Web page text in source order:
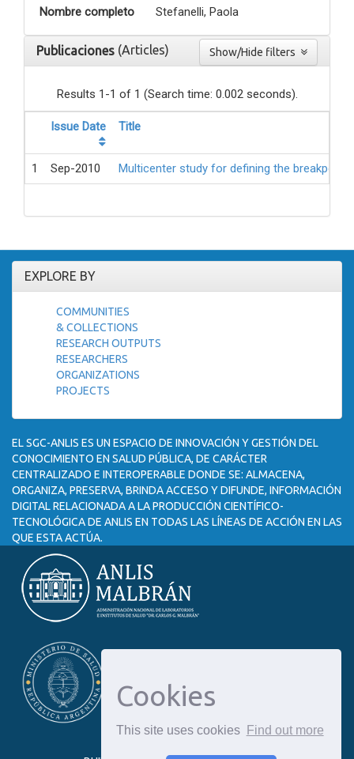
Cookies
This site uses cookies Find out more
Nombre completo Stefanelli, Paola
Publicaciones (Articles)
Results 1-1 of 1 (Search time: 0.002 seconds).
Issue Date Title
1 Sep-2010 Multicenter study for defining the
EXPLORE BY
COMMUNITIES
& COLLECTIONS
RESEARCH OUTPUTS
RESEARCHERS
ORGANIZATIONS
PROJECTS
EL SGC-ANLIS ES UN ESPACIO DE INNOVACIÓN Y GESTIÓN DEL
CONOCIMIENTO EN SALUD PÚBLICA, DE CARÁCTER
CENTRALIZADO E INTEROPERABLE DONDE SE: ALMACENA,
ORGANIZA, PRESERVA, BRINDA ACCESO Y DIFUNDE, INFORMACIÓN
DIGITAL RELACIONADA A LA PRODUCCIÓN CIENTÍFICO-
TECNOLÓGICA DE ANLIS EN TODAS LAS LÍNEAS DE ACCIÓN EN LAS
QUE ESTA ACTÚA.